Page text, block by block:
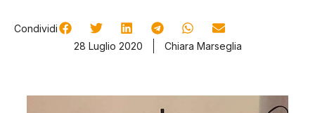
Condividi
28 Luglio 2020
Chiara Marseglia